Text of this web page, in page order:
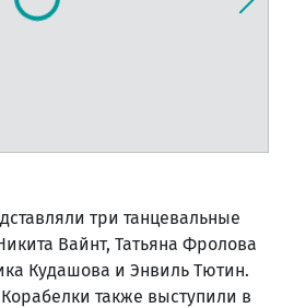
три танцевальные
Вайнт, Татьяна Фролова
Кудашова и Энвиль Тютин.
также выступили в